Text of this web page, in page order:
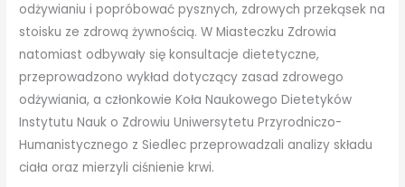
odżywianiu i popróbować pysznych, zdrowych przekąsek na
stoisku ze zdrową żywnością. W Miasteczku Zdrowia
natomiast odbywały się konsultacje dietetyczne,
przeprowadzono wykład dotyczący zasad zdrowego
odżywiania, a członkowie Koła Naukowego Dietetyków
Instytutu Nauk o Zdrowiu Uniwersytetu Przyrodniczo-
Humanistycznego z Siedlec przeprowadzali analizy składu
ciała oraz mierzyli ciśnienie krwi.